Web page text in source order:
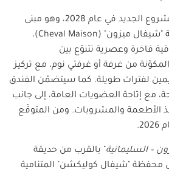
ومن المقرّر أن يُفتتح المشروع الجديد في عام 2028، وهو مبنى
جديد سيعمل تحت علامة "شيفال ميزون" (Cheval Maison)،
شقة فندقية فاخرة وعصرية تتنوّع بين
من غرفة أو غرفتي نوم، مع تركيز
لفترات طويلة. كما سيتضمّن الفندق
مع إتاحة العضويات العامة، إلى جانب
الأطعمة والمشروبات. ومن المتوقّع
– السليمانية " بالقرب من حديقة
محفظة "شيفال كوليكشن" المتنامية